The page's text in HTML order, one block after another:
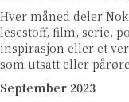
Hver måned deler
lesestoff, film, serie,
inspirasjon eller et
som utsatt eller
September 2023